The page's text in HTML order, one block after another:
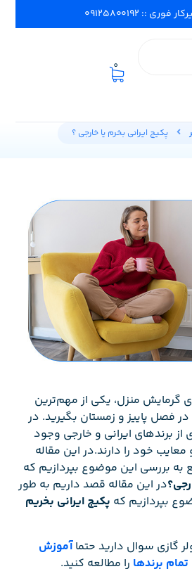
:: ۰۹۱۲۵۸۰۰۱۹۲
0
پکیج ایرانی بخرم یا خارجی ؟
گرمایش منزل، یکی از مهم‌ترین
فصل پاییز و زمستان بگیرید. در
از برندهای ایرانی و خارجی وجود
معایب خود را دارند.در این مقاله
به بررسی این موضوع بپردازیم که
در این مقاله قصد داریم به طور
بپردازیم که پکیج ایرانی بخریم
گازی سوال دارید حتماآموزش
برندها را مطالعه کنید.